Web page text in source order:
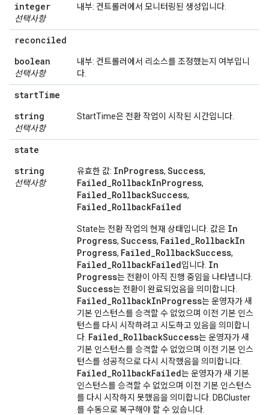
integer
선택사항
내부: 컨트롤러에서 모니터링된 생성입니다.
reconciled
boolean
선택사항
내부: 컨트롤러에서 리소스를 조정했는지 여부입니
다.
startTime
string
선택사항
StartTime은 전환 작업이 시작된 시간입니다.
state
string
선택사항
유효한 값: InProgress, Success,
Failed_RollbackInProgress,
Failed_RollbackSuccess,
Failed_RollbackFailed
State는 전환 작업의 현재 상태입니다. 값은 In
Progress, Success, Failed_RollbackIn
Progress, Failed_RollbackSuccess,
Failed_RollbackFailed입니다. In
Progress는 전환이 아직 진행 중임을 나타냅니다.
Success는 전환이 완료되었음을 의미합니다.
Failed_RollbackInProgress는 운영자가 새
기본 인스턴스를 승격할 수 없었으며 이전 기본 인스
턴스를 다시 시작하려고 시도하고 있음을 의미합니
다. Failed_RollbackSuccess는 운영자가 새
기본 인스턴스를 승격할 수 없었으며 이전 기본 인스
턴스를 성공적으로 다시 시작했음을 의미합니다.
Failed_RollbackFailed는 운영자가 새 기본
인스턴스를 승격할 수 없었으며 이전 기본 인스턴스
를 다시 시작하지 못했음을 의미합니다. DBCluster
를 수동으로 복구해야 할 수 있습니다.